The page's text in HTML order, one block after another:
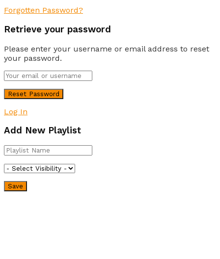
Forgotten Password?
Retrieve your password
Please enter your username or email address to reset
your password.
Log In
Add New Playlist